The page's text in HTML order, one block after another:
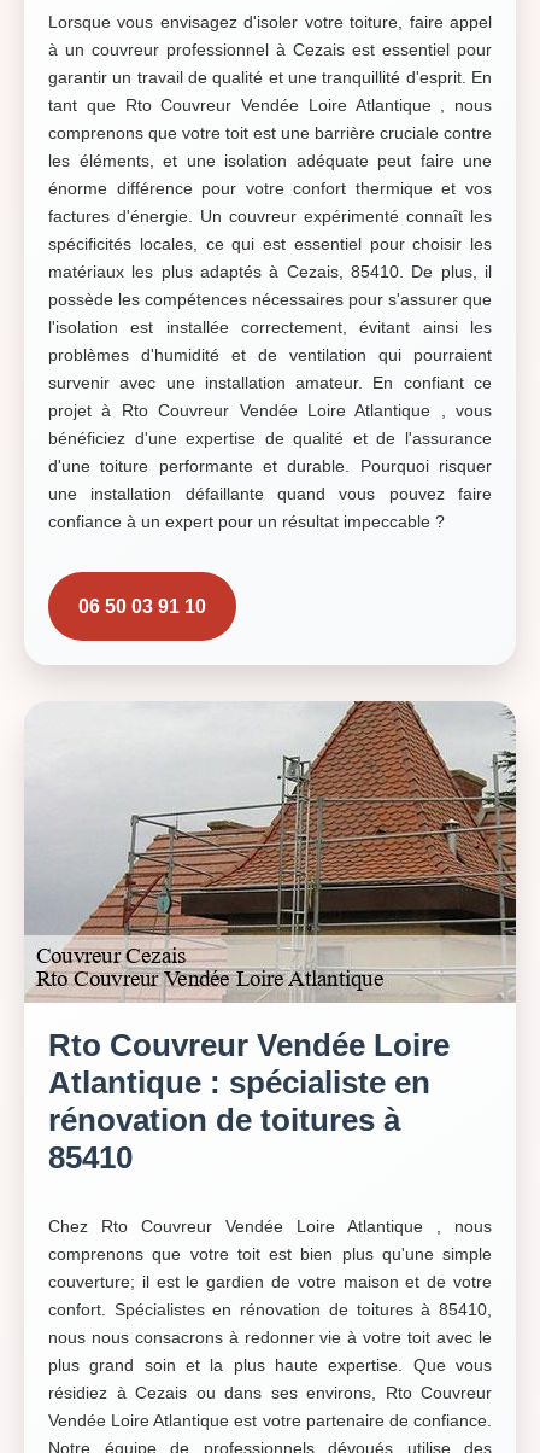
Lorsque vous envisagez d'isoler votre toiture, faire appel
à un couvreur professionnel à Cezais est essentiel pour
garantir un travail de qualité et une tranquillité d'esprit. En
tant que Rto Couvreur Vendée Loire Atlantique , nous
comprenons que votre toit est une barrière cruciale contre
les éléments, et une isolation adéquate peut faire une
énorme différence pour votre confort thermique et vos
factures d'énergie. Un couvreur expérimenté connaît les
spécificités locales, ce qui est essentiel pour choisir les
matériaux les plus adaptés à Cezais, 85410. De plus, il
possède les compétences nécessaires pour s'assurer que
l'isolation est installée correctement, évitant ainsi les
problèmes d'humidité et de ventilation qui pourraient
survenir avec une installation amateur. En confiant ce
projet à Rto Couvreur Vendée Loire Atlantique , vous
bénéficiez d'une expertise de qualité et de l'assurance
d'une toiture performante et durable. Pourquoi risquer
une installation défaillante quand vous pouvez faire
confiance à un expert pour un résultat impeccable ?
06 50 03 91 10
Rto Couvreur Vendée Loire
Atlantique : spécialiste en
rénovation de toitures à
85410
Chez Rto Couvreur Vendée Loire Atlantique , nous
comprenons que votre toit est bien plus qu'une simple
couverture; il est le gardien de votre maison et de votre
confort. Spécialistes en rénovation de toitures à 85410,
nous nous consacrons à redonner vie à votre toit avec le
plus grand soin et la plus haute expertise. Que vous
résidiez à Cezais ou dans ses environs, Rto Couvreur
Vendée Loire Atlantique est votre partenaire de confiance.
Notre équipe de professionnels dévoués utilise des